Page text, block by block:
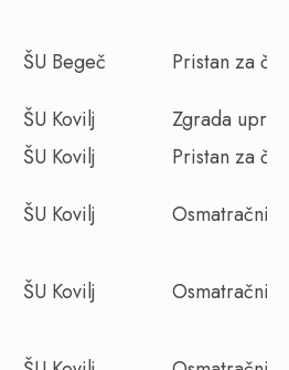
ŠU Begeč
Pristan za
ŠU Kovilj
Zgrada
ŠU Kovilj
Pristan za
ŠU Kovilj Osmatračnica
ŠU Kovilj Osmatračnica